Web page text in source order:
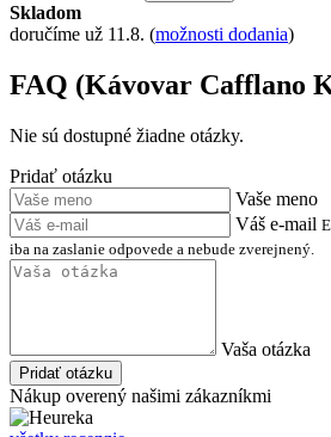
Skladom
doručíme už 11.8. (možnosti dodania)
FAQ (Kávovar Cafflano
Nie sú dostupné žiadne otázky.
Pridať otázku
Vaše meno
Váš e-mail
iba na zaslanie odpovede a nebude zverejnený.
Vaša otázka
Pridať otázku
Nákup overený našimi zákazníkmi